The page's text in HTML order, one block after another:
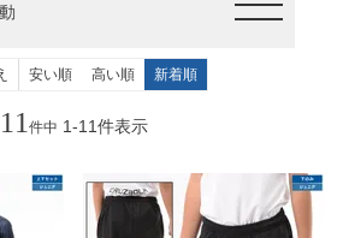
安い順 高い順 新着順
11 件中 1-11件表示